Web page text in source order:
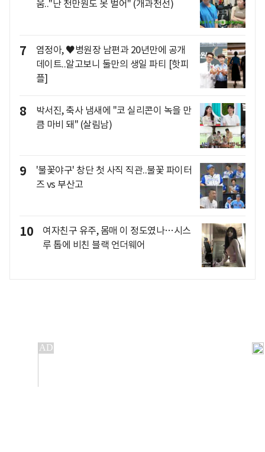
움.."난 천만원도 못 벌어" (개과천선)
7
염정아, ♥병원장 남편과 20년만에 공개
데이트..알고보니 둘만의 생일 파티 [핫피
플]
8
박서진, 축사 냄새에 "코 실리콘이 녹을 만
큼 마비 돼" (살림남)
9
'불꽃야구' 창단 첫 사직 직관..불꽃 파이터
즈 vs 부산고
10
여자친구 유주, 몸매 이 정도였나…시스
루 톱에 비친 블랙 언더웨어